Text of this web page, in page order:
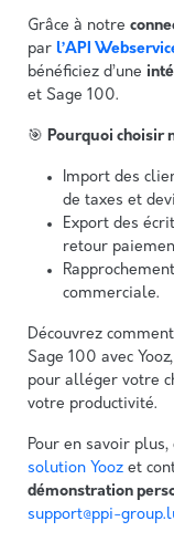
Grâce à notre
par l’API
bénéficiez d’une
et Sage 100.
🎯 Pourquoi choisir
Import des
de taxes et
Export des
retour
commerciale.
Découvrez
Sage 100 avec
pour alléger votre
votre productivité.
Pour en savoir
solution Yooz et
démonstration
support@ppi-